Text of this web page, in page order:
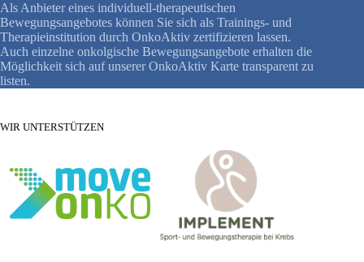
Als Anbieter eines individuell-therapeutischen
Bewegungsangebotes können Sie sich als Trainings- und
Therapieinstitution durch OnkoAktiv zertifizieren lassen.
Auch einzelne onkolgische Bewegungsangebote erhalten die
Möglichkeit sich auf unserer OnkoAktiv Karte transparent zu
listen.
WIR UNTERSTÜTZEN